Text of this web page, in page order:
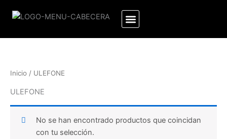
Inicio / ULEFONE
ULEFONE
No se han encontrado productos que coincidan
con tu selección.